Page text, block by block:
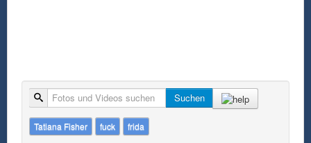
Suche Suchen
Tatiana Fisher fuck frida